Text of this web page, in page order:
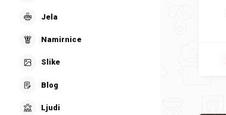
Jela
Namirnice
Slike
Blog
Ljudi